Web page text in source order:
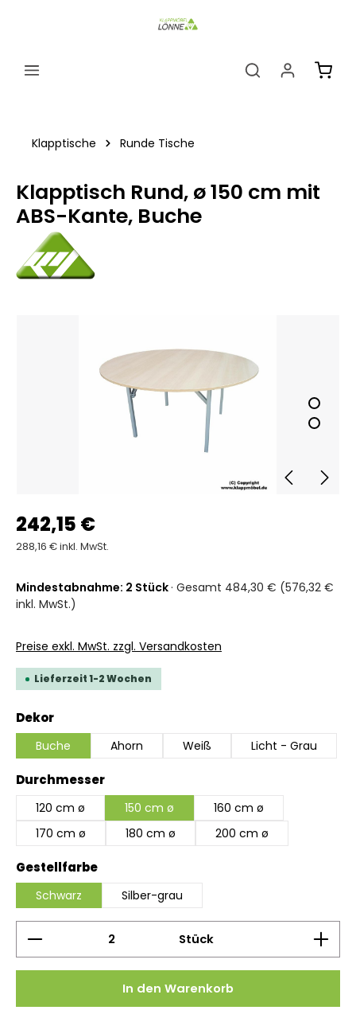
Klapptische Runde Tische
Klapptisch Rund, ø 150 cm mit
ABS-Kante, Buche
242,15 €
288,16 € inkl. MwSt.
Mindestabnahme: 2 Stück · Gesamt 484,30 € (576,32 €
inkl. MwSt.)
Preise exkl. MwSt. zzgl. Versandkosten
Lieferzeit 1-2 Wochen
Dekorauswählen
Buche Ahorn Weiß Licht - Grau
Durchmesserauswählen
120 cm ø 150 cm ø
160 cm ø
170 cm ø
180 cm ø 200 cm ø
Gestellfarbeauswählen
Schwarz Silber-grau
Produkt Anzahl: Gib den gewünschten Wert
Stück
In den Warenkorb